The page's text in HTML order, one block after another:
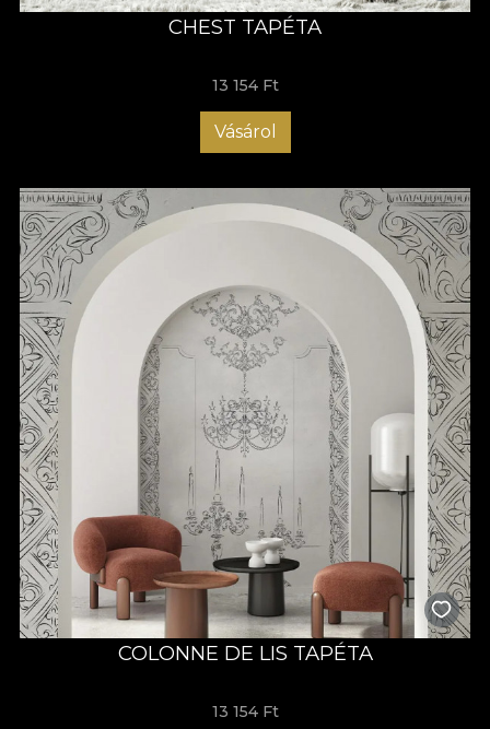
CHEST TAPÉTA
13 154 Ft
Vásárol
COLONNE DE LIS TAPÉTA
13 154 Ft